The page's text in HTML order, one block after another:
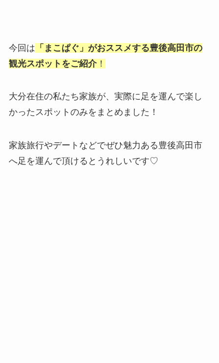
今回は 「まこぱぐ」がおススメする豊後高田市の
観光スポットをご紹介！
大分在住の私たち家族が、実際に足を運んで楽し
かったスポットのみをまとめました！
家族旅行やデートなどでぜひ魅力ある豊後高田市
へ足を運んで頂けるとうれしいです♡